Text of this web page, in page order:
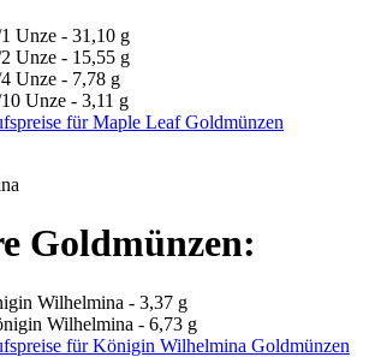
Unze - 31,10 g
Unze - 15,55 g
Unze - 7,78 g
Unze - 3,11 g
für Maple Leaf Goldmünzen
Goldmünzen:
Wilhelmina - 3,37 g
Wilhelmina - 6,73 g
für Königin Wilhelmina Goldmünzen